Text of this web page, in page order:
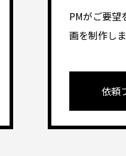
PMがご要望
画を制作しま
依頼